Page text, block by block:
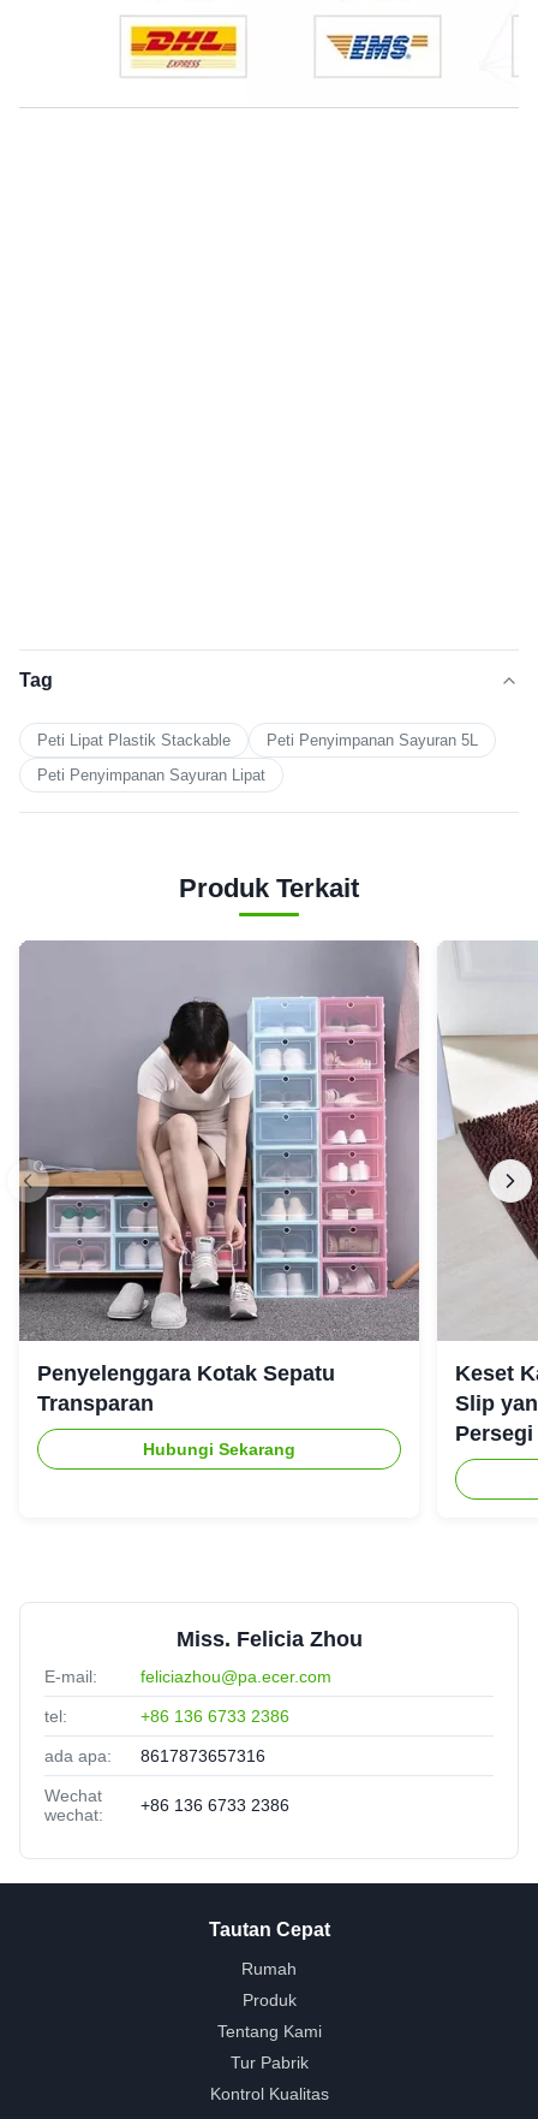
Tag
Peti Lipat Plastik Stackable
Peti Penyimpanan Sayuran 5L
Peti Penyimpanan Sayuran Lipat
Produk Terkait
Penyelenggara Kotak Sepatu
Transparan
Hubungi Sekarang
Keset
Slip
Miss. Felicia Zhou
E-mail: feliciazhou@pa.ecer.com
tel: +86 136 6733 2386
ada apa: 8617873657316
Wechat
wechat:
+86 136 6733 2386
Tautan Cepat
Rumah
Produk
Tentang Kami
Tur Pabrik
Kontrol Kualitas